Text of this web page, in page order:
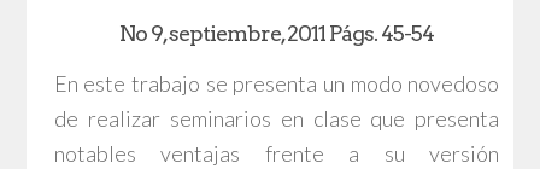
No 9, septiembre, 2011 Págs. 45-54
En este trabajo se presenta un modo novedoso
de realizar seminarios en clase que presenta
notables ventajas frente a su versión